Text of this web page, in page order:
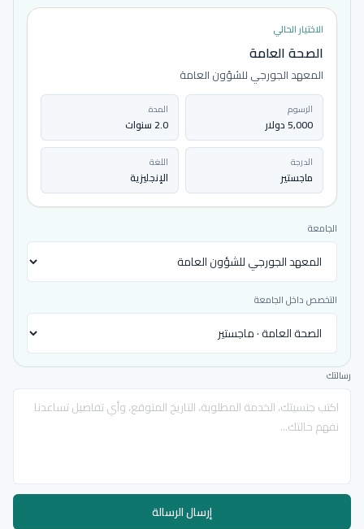
الاختيار الحالي
الصحة العامة
المعهد الجورجي للشؤون العامة
الرسوم
5,000 دولار
المدة
2.0 سنوات
الدرجة
ماجستير
اللغة
الإنجليزية
الجامعة
التخصص داخل الجامعة
رسالتك
إرسال الرسالة